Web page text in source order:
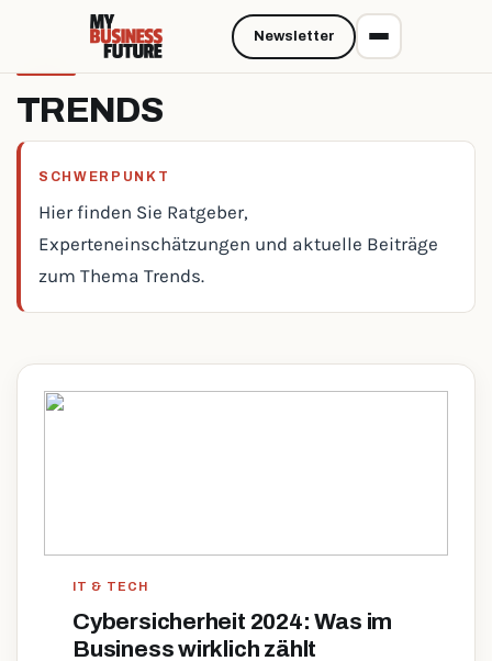
TRENDS
SCHWERPUNKT
Hier finden Sie Ratgeber,
Experteneinschätzungen und aktuelle Beiträge
zum Thema Trends.
IT & TECH
Cybersicherheit 2024: Was im
Business wirklich zählt
Newsletter